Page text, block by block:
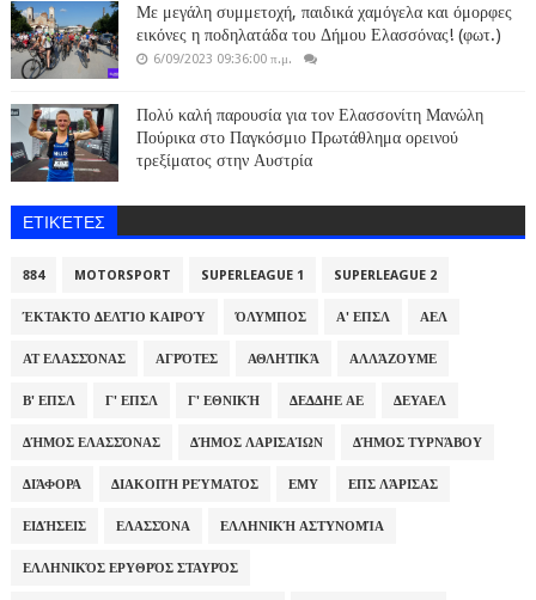
Με μεγάλη συμμετοχή, παιδικά χαμόγελα και όμορφες
εικόνες η ποδηλατάδα του Δήμου Ελασσόνας! (φωτ.)
6/09/2023 09:36:00 π.μ.
Πολύ καλή παρουσία για τον Ελασσονίτη Μανώλη
Πούρικα στο Παγκόσμιο Πρωτάθλημα ορεινού
τρεξίματος στην Αυστρία
ΕΤΙΚΈΤΕΣ
884 MOTORSPORT SUPERLEAGUE 1 SUPERLEAGUE 2
ΈΚΤΑΚΤΟ ΔΕΛΤΊΟ ΚΑΙΡΟΎ ΌΛΥΜΠΟΣ Α' ΕΠΣΛ ΑΕΛ
ΑΤ ΕΛΑΣΣΌΝΑΣ ΑΓΡΌΤΕΣ ΑΘΛΗΤΙΚΆ ΑΛΛΆΖΟΥΜΕ
Β' ΕΠΣΛ Γ' ΕΠΣΛ Γ' ΕΘΝΙΚΉ ΔΕΔΔΗΕ ΑΕ ΔΕΥΑΕΛ
ΔΉΜΟΣ ΕΛΑΣΣΌΝΑΣ ΔΉΜΟΣ ΛΑΡΙΣΑΊΩΝ ΔΉΜΟΣ ΤΥΡΝΆΒΟΥ
ΔΙΆΦΟΡΑ ΔΙΑΚΟΠΉ ΡΕΎΜΑΤΟΣ ΕΜΥ ΕΠΣ ΛΆΡΙΣΑΣ
ΕΙΔΉΣΕΙΣ ΕΛΑΣΣΌΝΑ ΕΛΛΗΝΙΚΉ ΑΣΤΥΝΟΜΊΑ
ΕΛΛΗΝΙΚΌΣ ΕΡΥΘΡΌΣ ΣΤΑΥΡΌΣ